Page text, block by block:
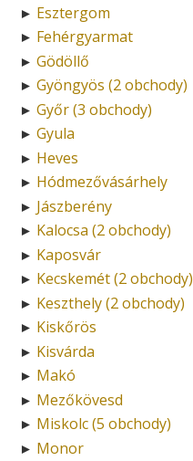
► Esztergom
► Fehérgyarmat
► Gödöllő
► Gyöngyös (2 obchody)
► Győr (3 obchody)
► Gyula
► Heves
► Hódmezővásárhely
► Jászberény
► Kalocsa (2 obchody)
► Kaposvár
► Kecskemét (2 obchody)
► Keszthely (2 obchody)
► Kiskőrös
► Kisvárda
► Makó
► Mezőkövesd
► Miskolc (5 obchody)
► Monor